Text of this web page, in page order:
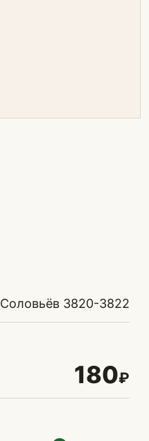
Соловьёв 3820-3822
180₽